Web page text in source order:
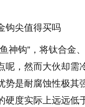
钩尖值得买吗
神钩”，将钛合金
呢，然而大伙却需
势是耐腐蚀性极其
硬度实际上远远低